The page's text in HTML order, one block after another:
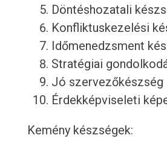
Döntéshozatali
Konfliktuskezelési
Időmenedzsment
Stratégiai
Jó szervezőkészség
Érdekképviseleti
Kemény készségek: